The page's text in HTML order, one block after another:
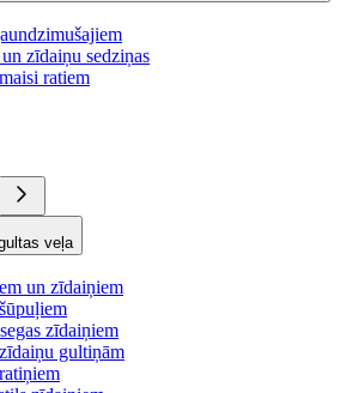
zīdaiņu sedziņas
ratiem
veļa
un zīdaiņiem
zīdaiņiem
gultiņām